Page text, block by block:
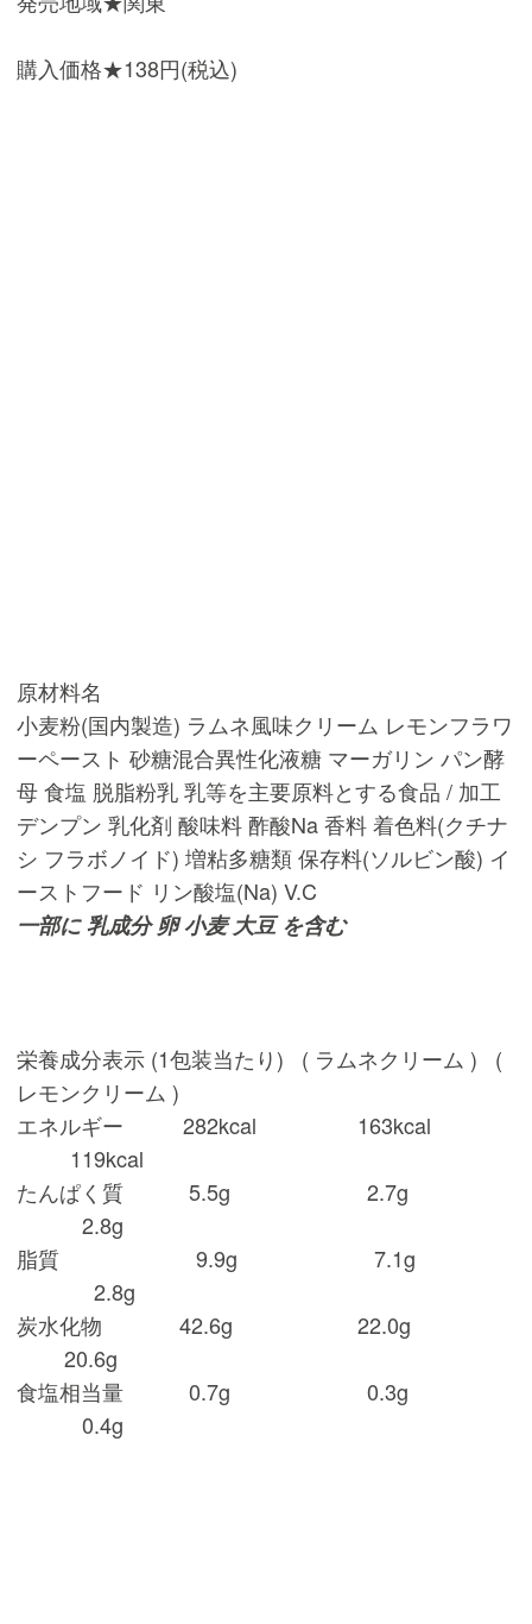
購入価格★138円(税込)
原材料名
小麦粉(国内製造) ラムネ風味クリーム レモンフラワ
ーペースト 砂糖混合異性化液糖 マーガリン パン酵
母 食塩 脱脂粉乳 乳等を主要原料とする食品 / 加工
デンプン 乳化剤 酸味料 酢酸Na 香料 着色料(クチナ
シ フラボノイド) 増粘多糖類 保存料(ソルビン酸) イ
ーストフード リン酸塩(Na) V.C
一部に 乳成分 卵 小麦 大豆 を含む
栄養成分表示 (1包装当たり) ( ラムネクリーム ) (
レモンクリーム )
エネルギー 282kcal 163kcal
119kcal
たんぱく質 5.5g 2.7g
2.8g
脂質 9.9g 7.1g
2.8g
炭水化物 42.6g 22.0g
20.6g
食塩相当量 0.7g 0.3g
0.4g